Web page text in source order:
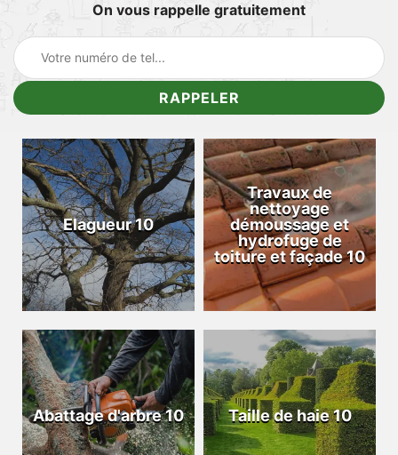
On vous rappelle gratuitement
Elagueur 10
Travaux de
nettoyage
démoussage et
hydrofuge de
toiture et façade 10
Abattage d'arbre 10 Taille de haie 10